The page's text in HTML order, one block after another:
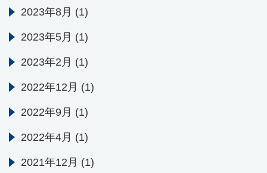
2023年8月 (1)
2023年5月 (1)
2023年2月 (1)
2022年12月 (1)
2022年9月 (1)
2022年4月 (1)
2021年12月 (1)